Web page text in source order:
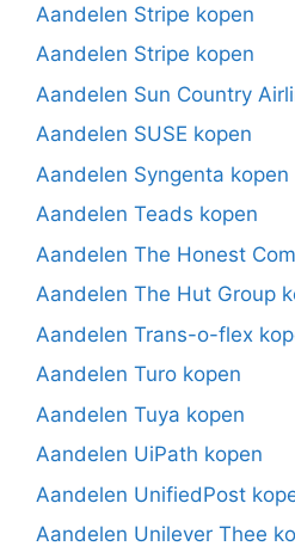
Aandelen Stripe kopen
Aandelen Stripe kopen
Aandelen Sun Country
Aandelen SUSE kopen
Aandelen Syngenta kopen
Aandelen Teads kopen
Aandelen The Honest
Aandelen The Hut Group
Aandelen Trans-o-flex
Aandelen Turo kopen
Aandelen Tuya kopen
Aandelen UiPath kopen
Aandelen UnifiedPost
Aandelen Unilever Thee